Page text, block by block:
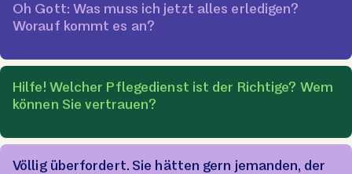
Oh Gott: Was muss ich jetzt alles erledigen?
Worauf kommt es an?
Hilfe! Welcher Pflegedienst ist der Richtige? Wem
können Sie vertrauen?
Völlig überfordert. Sie hätten gern jemanden, der